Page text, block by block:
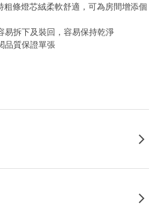
條燈芯絨柔軟舒適，可為房間增添個
易拆下及裝回，容易保持乾淨
品質保證單張